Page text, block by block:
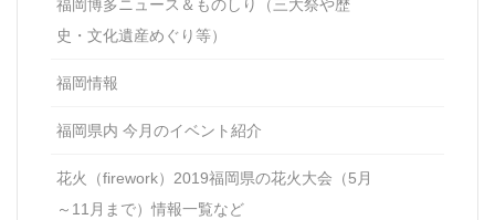
福岡博多ニュース＆ものしり（三大祭や歴
史・文化遺産めぐり等）
福岡情報
福岡県内 今月のイベント紹介
花火（firework）2019福岡県の花火大会（5月
～11月まで）情報一覧など